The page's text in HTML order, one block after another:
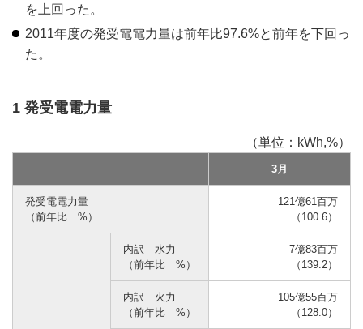
を上回った。
2011年度の発受電電力量は前年比97.6%と前年を下回っ
た。
1 発受電電力量
（単位：kWh,%）
3月
発受電電力量
（前年比 %）
121億61百万
（100.6）
内訳 水力
（前年比 %）
7億83百万
（139.2）
内訳 火力
（前年比 %）
105億55百万
（128.0）